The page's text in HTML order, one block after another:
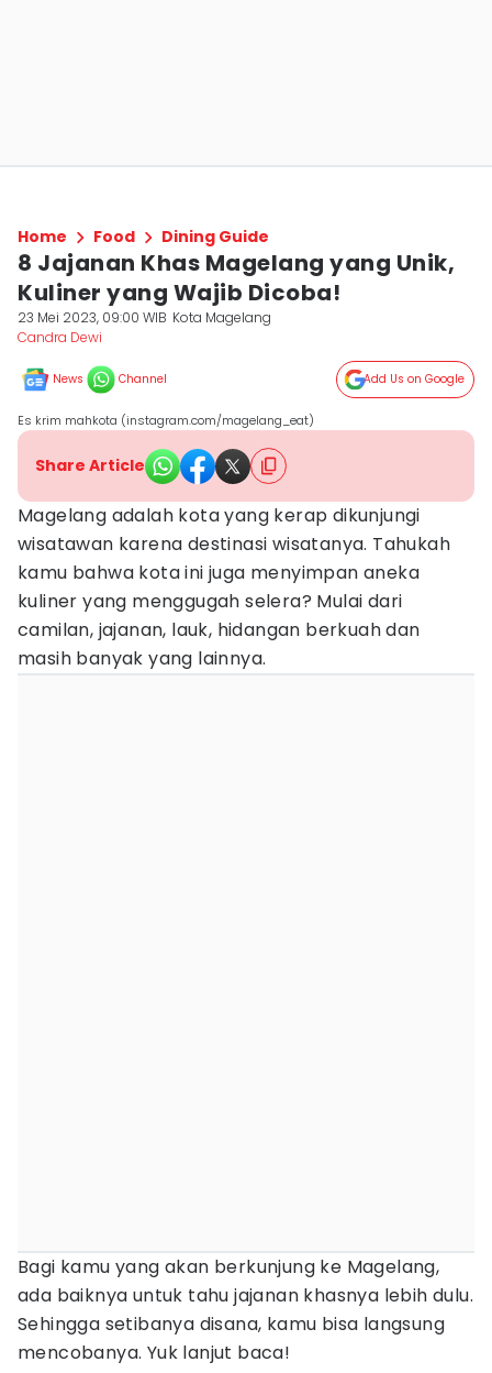
Home Food Dining Guide
8 Jajanan Khas Magelang yang Unik,
Kuliner yang Wajib Dicoba!
23 Mei 2023, 09:00 WIB Kota Magelang
Candra Dewi
News Channel Add Us on Google
Es krim mahkota (instagram.com/magelang_eat)
Share Article
Magelang adalah kota yang kerap dikunjungi
wisatawan karena destinasi wisatanya. Tahukah
kamu bahwa kota ini juga menyimpan aneka
kuliner yang menggugah selera? Mulai dari
camilan, jajanan, lauk, hidangan berkuah dan
masih banyak yang lainnya.
Bagi kamu yang akan berkunjung ke Magelang,
ada baiknya untuk tahu jajanan khasnya lebih dulu.
Sehingga setibanya disana, kamu bisa langsung
mencobanya. Yuk lanjut baca!